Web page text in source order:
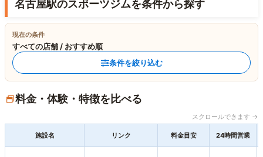
名古屋駅のスポーツジムを条件から探す
現在の条件
すべての店舗 / おすすめ順
条件を絞り込む
料金・体験・特徴を比べる
スクロールできます →
施設名 リンク 料金目安 24時間営業